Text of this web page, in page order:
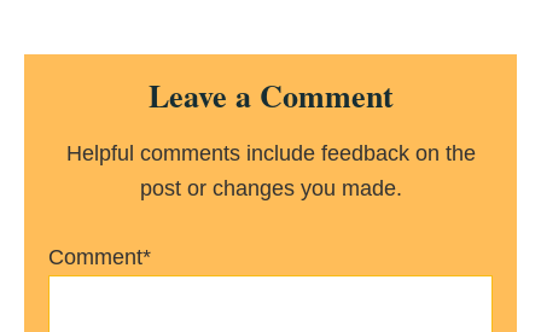
Reader
InteractionsLeave a Comment
Helpful comments include feedback on the
post or changes you made.
Comment*